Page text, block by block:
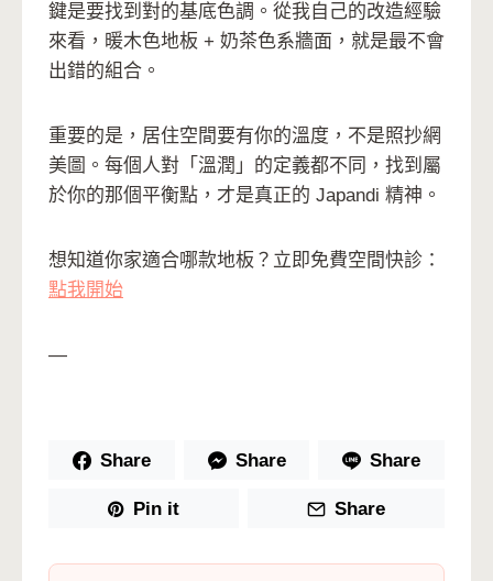
鍵是要找到對的基底色調。從我自己的改造經驗
來看，暖木色地板 + 奶茶色系牆面，就是最不會
出錯的組合。
重要的是，居住空間要有你的溫度，不是照抄網
美圖。每個人對「溫潤」的定義都不同，找到屬
於你的那個平衡點，才是真正的 Japandi 精神。
想知道你家適合哪款地板？立即免費空間快診：
點我開始
—
Share Share Share
Pin it Share